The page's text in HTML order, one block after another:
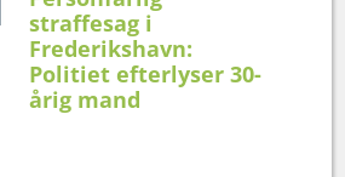
straffesag i
Frederikshavn:
Politiet efterlyser 30-
årig mand